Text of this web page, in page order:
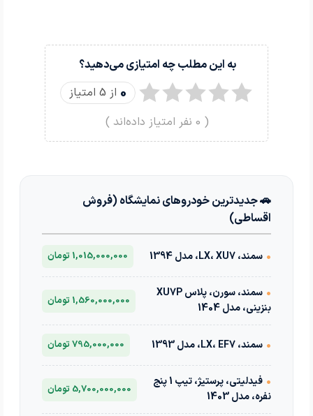
به این مطلب چه امتیازی می‌دهید؟
0 از 5 امتیاز
(
0 نفر امتیاز داده‌اند )
🚗 جدیدترین خودروهای نمایشگاه (فروش
اقساطی)
• سمند، LX، XU7، مدل 1394 1,015,000,000 تومان
•
سمند، سورن، پلاس XU7P
بنزینی، مدل 1404
1,560,000,000 تومان
• سمند، LX، EF7، مدل 1393 795,000,000 تومان
•
فیدلیتی، پرستیژ، تیپ 1 پنج
نفره، مدل 1403
5,700,000,000 تومان